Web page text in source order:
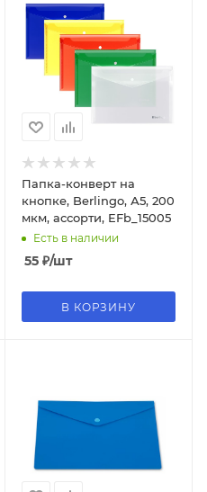
Папка-конверт на
кнопке, Berlingo, А5, 200
мкм, ассорти, EFb_15005
Есть в наличии
55 ₽/шт
В КОРЗИНУ